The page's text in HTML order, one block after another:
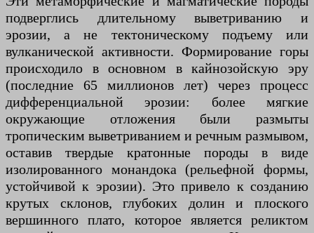
подверглись длительному выветриванию и
эрозии, а не тектоническому подъему или
вулканической активности. Формирование горы
происходило в основном в кайнозойскую эру
(последние 65 миллионов лет) через процесс
дифференциальной эрозии: более мягкие
окружающие отложения были размыты
тропическим выветриванием и речным размывом,
оставив твердые кратонные породы в виде
изолированного монандока (рельефной формы,
устойчивой к эрозии). Это привело к созданию
крутых склонов, глубоких долин и плоского
вершинного плато, которое является реликтом